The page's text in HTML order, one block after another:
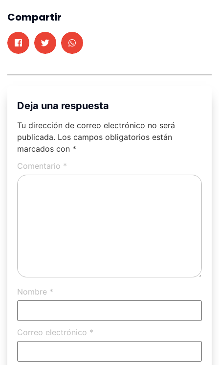
Compartir
Deja una respuesta
Tu dirección de correo electrónico no será
publicada. Los campos obligatorios están
marcados con *
Comentario *
Nombre *
Correo electrónico *